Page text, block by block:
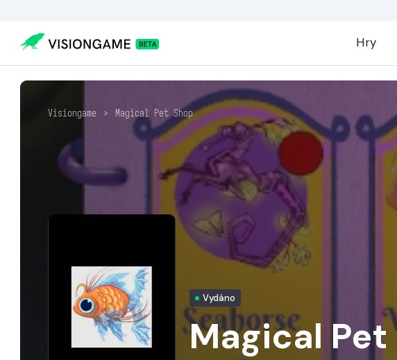
Hry
Visiongame > Magical Pet Shop
Vydáno
Magical Pet